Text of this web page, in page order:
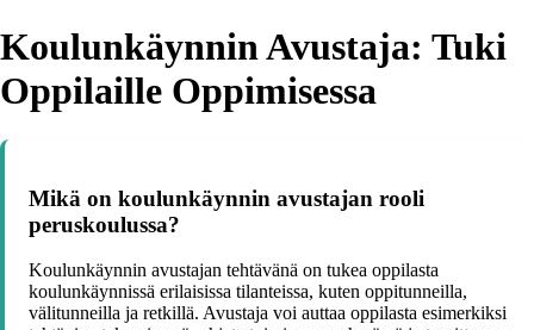
Koulunkäynnin Avustaja: Tuki
Oppilaille Oppimisessa
Mikä on koulunkäynnin avustajan rooli
peruskoulussa?
Koulunkäynnin avustajan tehtävänä on tukea oppilasta
koulunkäynnissä erilaisissa tilanteissa, kuten oppitunneilla,
välitunneilla ja retkillä. Avustaja voi auttaa oppilasta esimerkiksi